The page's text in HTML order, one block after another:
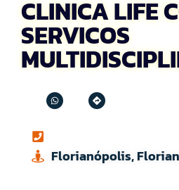
CLINICA LIFE
SERVICOS
Florianópolis,